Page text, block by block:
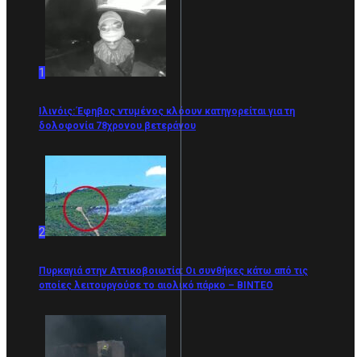
1
Ιλινόις: Έφηβος ντυμένος κλόουν κατηγορείται για τη
δολοφονία 78χρονου βετεράνου
2
Πυρκαγιά στην Αττικοβοιωτία: Οι συνθήκες κάτω από τις
οποίες λειτουργούσε το αιολικό πάρκο – ΒΙΝΤΕΟ